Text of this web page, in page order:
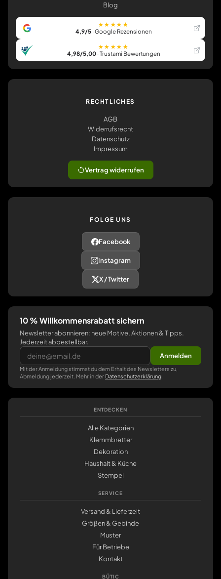
Blog
★★★★★
4,9/5· Google Rezensionen
★★★★★
4,98/5,00· Trustami Bewertungen
RECHTLICHES
AGB
Widerrufsrecht
Datenschutz
Impressum
Vertrag widerrufen
FOLGE UNS
Facebook
Instagram
X / Twitter
10 % Willkommensrabatt sichern
Newsletter abonnieren: neue Motive, Aktionen & Tipps.
Jederzeit abbestellbar.
Anmelden
Mit der Anmeldung stimmst du dem Erhalt des Newsletters zu,
Abmeldung jederzeit. Mehr in der Datenschutzerklärung
ENTDECKEN
Alle Kategorien
Klemmbretter
Dekoration
Haushalt & Küche
Stempel
SERVICE
Versand & Lieferzeit
Größen & Gebinde
Muster
Für Betriebe
Kontakt
BÜTIC